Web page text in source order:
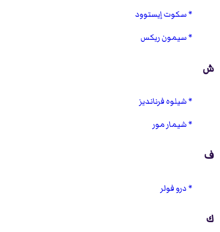
سكوت إيستوود
سيمون ريكس
ش
شيلوه فرنانديز
شيمار مور
ف
درو فولر
ك